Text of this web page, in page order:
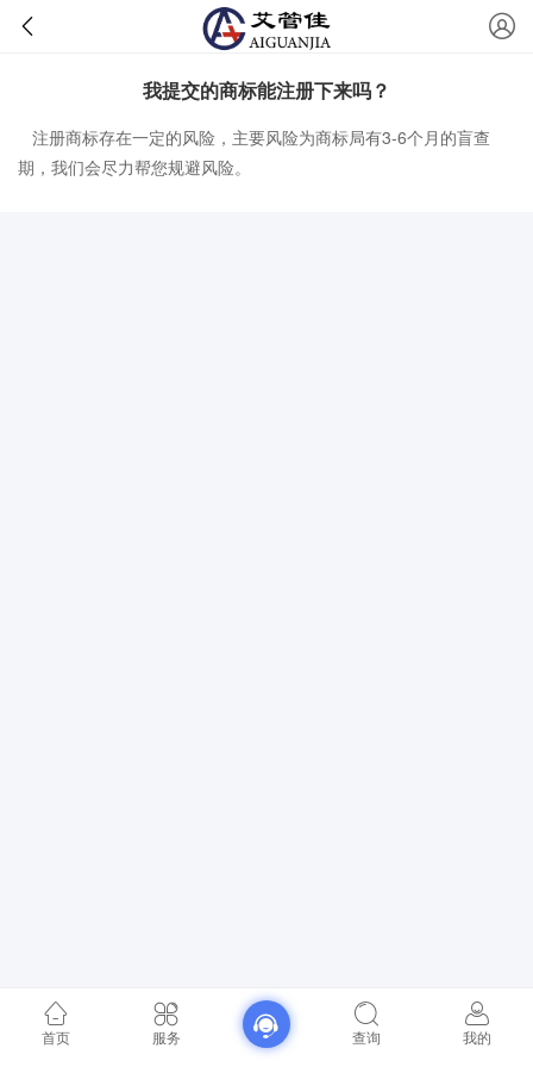
我提交的商标能注册下来吗？
注册商标存在一定的风险，主要风险为商标局有3-6个月的盲查
期，我们会尽力帮您规避风险。
首页 服务 查询 我的